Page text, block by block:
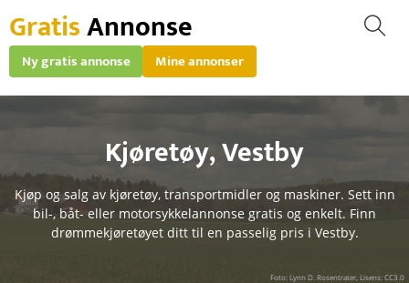
GratisAnnonse
Ny gratis annonse Mine annonser
Kjøretøy,Vestby
Kjøp og salg av kjøretøy, transportmidler og maskiner. Sett inn
bil-, båt- eller motorsykkelannonse gratis og enkelt. Finn
drømmekjøretøyet ditt til en passelig pris i Vestby.
Foto: Lynn D. Rosentrater, Lisens: CC3.0